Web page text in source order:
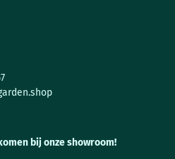
bij onze showroom!